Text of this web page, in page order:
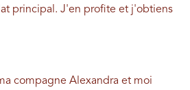
principal. J'en profite et j'obtiens
compagne Alexandra et moi